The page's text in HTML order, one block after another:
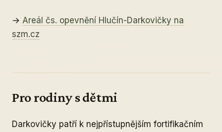
→ Areál čs. opevnění Hlučín-Darkovičky na
szm.cz
Pro rodiny s dětmi
Darkovičky patří k nejpřístupnějším fortifikačním